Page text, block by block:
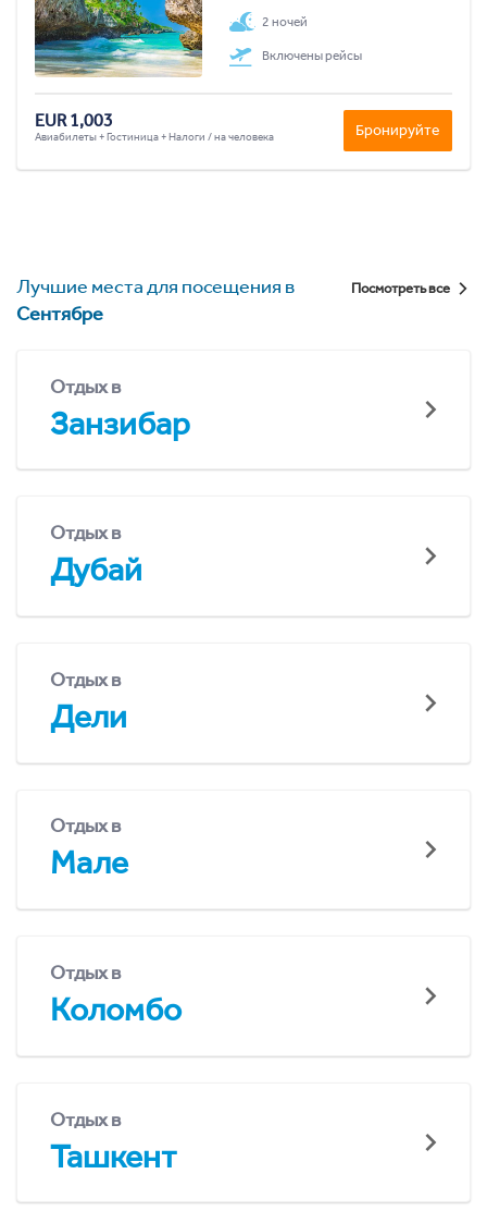
2 ночей
Включены рейсы
EUR 1,003
Авиабилеты + Гостиница + Налоги / на человека Бронируйте
Лучшие места для посещения в
Сентябре
Посмотреть все
Отдых в
Занзибар
Отдых в
Дубай
Отдых в
Дели
Отдых в
Мале
Отдых в
Коломбо
Отдых в
Ташкент